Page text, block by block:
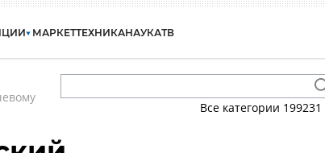
МАРКЕТТЕХНИКАНАУКАТВ
Все категории 199231